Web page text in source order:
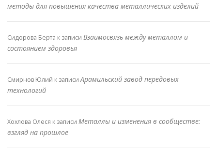
методы для повышения качества металлических изделий
Сидорова Берта к записи Взаимосвязь между металлом и
состоянием здоровья
Смирнов Юлий к записиАрамильский завод передовых
технологий
Хохлова Олеся к записи Металлы и изменения в сообществе:
взгляд на прошлое